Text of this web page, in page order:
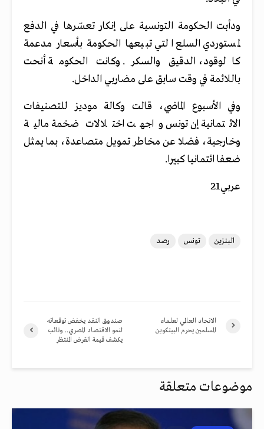
ودأبت الحكومة التونسية على إنكار تعسّرها في الدفع
لمستوردي السلع التي تبيعها الحكومة بأسعار مدعمة
كالوقود، الدقيق والسكر. وكانت الحكومة أنحت
باللائمة في وقت سابق على مضاربي الداخل.
وفي الأسبوع الماضي، قالت وكالة موديز للتصنيفات
الائتمانية إن تونس واجهت اختلالات ضخمة مالية
وخارجية، فضلا عن مخاطر تمويل متصاعدة، بما يمثل
ضعفا ائتمانيا كبيرا.
عربي21
البنزين تونس رصد
صندوق النقد يخفض توقعاته
لنمو الاقتصاد المصري.. ونائب
يكشف قيمة القرض المنتظر
الاتحاد العالمي لعلماء
المسلمين يحرم البيتكوين
موضوعات متعلقة